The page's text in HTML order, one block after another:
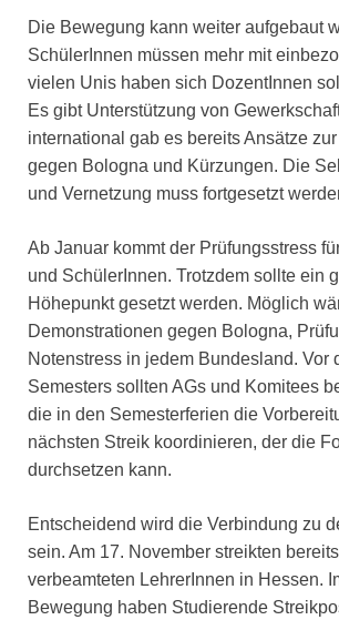
Die Bewegung kann weiter aufgebaut
SchülerInnen müssen mehr mit
vielen Unis haben sich DozentInnen
Es gibt Unterstützung von
international gab es bereits Ansätze
gegen Bologna und Kürzungen. Die
und Vernetzung muss fortgesetzt
Ab Januar kommt der Prüfungsstress
und SchülerInnen. Trotzdem sollte ein
Höhepunkt gesetzt werden. Möglich
Demonstrationen gegen Bologna,
Notenstress in jedem Bundesland. Vor
Semesters sollten AGs und Komitees
die in den Semesterferien die
nächsten Streik koordinieren, der die
durchsetzen kann.
Entscheidend wird die Verbindung zu
sein. Am 17. November streikten
verbeamteten LehrerInnen in Hessen.
Bewegung haben Studierende